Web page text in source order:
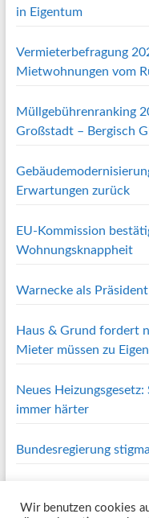
in Eigentum
Vermieterbefragung
Mietwohnungen vom
Müllgebührenranking
Großstadt – Bergisch
Erwartungen zurück
EU-Kommission
Wohnungsknappheit
Warnecke als
Haus & Grund fordert
Mieter müssen zu
Neues
immer härter
Bundesregierung
Wir benutzen cookies